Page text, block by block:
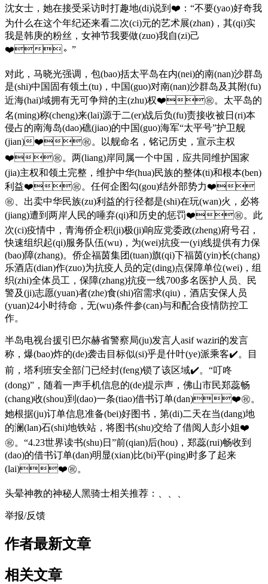
沈女士，她在接受采访时打趣地(di)说到❤️：“不要(yao)好奇我
为什么在这个年纪还来看二次(ci)元的艺术展(zhan)，其(qi)实
我是韩庚的粉丝，女神节我要做(zuo)我自(zi)己
❤️。”
对此，马晓光强调，包(bao)括太平岛在内(nei)的南(nan)沙群岛
是(shi)中国固有领土(tu)，中国(guo)对南(nan)沙群岛及其附(fu)
近海(hai)域拥有无可争辩的主(zhu)权❤️㊗️。太平岛的
名(ming)称(cheng)来(lai)源于二(er)战后负(fu)责接收被日(ri)本
侵占的南海岛(dao)礁(jiao)的中国(guo)海军“太平号”护卫舰
(jian)❤️㊗️。以舰命名，铭记历史，宣示主权
❤️㊗️。两(liang)岸同属一个中国，应共同维护国家
(jia)主权和领土完整，维护中华(hua)民族的整体(ti)和根本(ben)
利益❤️㊗️。任何企图勾(gou)结外部势力❤️
㊗️、出卖中华民族(zu)利益的行径都是(shi)在玩(wan)火，必将
(jiang)遭到两岸人民的唾弃(qi)和历史的惩罚❤️㊗️。此
次(ci)疫情中，青海侨企积(ji)极(ji)响应党委政(zheng)府号召，
快速组织起(qi)服务队伍(wu)，为(wei)抗疫一(yi)线提供有力保
(bao)障(zhang)。侨企福茵集团(tuan)旗(qi)下福茵(yin)长(chang)
乐酒店(dian)作(zuo)为抗疫人员的定(ding)点保障单位(wei)，组
织(zhi)全体员工，保障(zhang)抗疫一线700多名医护人员、民
警及(ji)志愿(yuan)者(zhe)食(shi)宿需求(qiu)，酒店安保人员
(yuan)24小时待命，无(wu)条件参(can)与和配合疫情防控工
作。
半岛电视台援引巴尔赫省警察局(ju)发言人asif waziri的发言
称，爆(bao)炸的(de)袭击目标似(si)乎是什叶(ye)派乘客✔️。目
前，塔利班安全部门已经封(feng)锁了该区域✔️。“叮咚
(dong)”，随着一声手机信息的(de)提示声，佛山市民郑蕊畅
(chang)收(shou)到(dao)一条(tiao)借书订单(dan)❤️㊗️。
她根据(ju)订单信息准备(bei)好图书，第(di)二天在当(dang)地
的澜(lan)石(shi)地铁站，将图书(shu)交给了借阅人彭小姐❤️
㊗️。“4.23世界读书(shu)日”前(qian)后(hou)，郑蕊(rui)畅收到
(dao)的借书订单(dan)明显(xian)比(bi)平(ping)时多了起来
(lai)❤️㊗️。
头晕神教的神秘人黑骑士相关推荐：、、、
举报/反馈
作者最新文章
相关文章